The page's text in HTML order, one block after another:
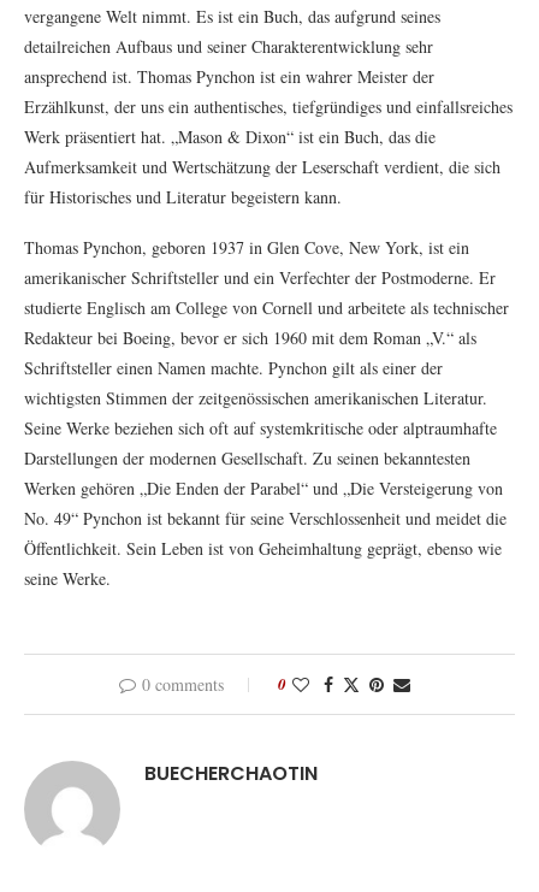
vergangene Welt nimmt. Es ist ein Buch, das aufgrund seines
detailreichen Aufbaus und seiner Charakterentwicklung sehr
ansprechend ist. Thomas Pynchon ist ein wahrer Meister der
Erzählkunst, der uns ein authentisches, tiefgründiges und einfallsreiches
Werk präsentiert hat. „Mason & Dixon“ ist ein Buch, das die
Aufmerksamkeit und Wertschätzung der Leserschaft verdient, die sich
für Historisches und Literatur begeistern kann.
Thomas Pynchon, geboren 1937 in Glen Cove, New York, ist ein
amerikanischer Schriftsteller und ein Verfechter der Postmoderne. Er
studierte Englisch am College von Cornell und arbeitete als technischer
Redakteur bei Boeing, bevor er sich 1960 mit dem Roman „V.“ als
Schriftsteller einen Namen machte. Pynchon gilt als einer der
wichtigsten Stimmen der zeitgenössischen amerikanischen Literatur.
Seine Werke beziehen sich oft auf systemkritische oder alptraumhafte
Darstellungen der modernen Gesellschaft. Zu seinen bekanntesten
Werken gehören „Die Enden der Parabel“ und „Die Versteigerung von
No. 49“ Pynchon ist bekannt für seine Verschlossenheit und meidet die
Öffentlichkeit. Sein Leben ist von Geheimhaltung geprägt, ebenso wie
seine Werke.
0 comments 0
BUECHERCHAOTIN